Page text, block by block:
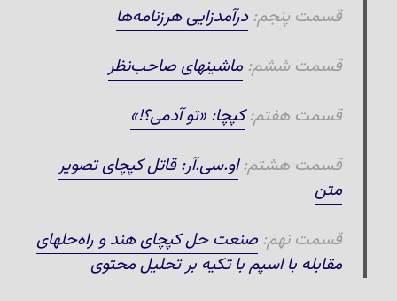
قسمت پنجم:درآمدزایی هرزنامه‌ها
قسمت ششم:ماشینهای صاحب‌نظر
قسمت هفتم:کپچا: «تو آدمی؟!»
قسمت هشتم:او.سی.آر: قاتل کپچای تصویر
متن
قسمت نهم:صنعت حل کپچای هند و راه‌حلهای
مقابله با اسپم با تکیه بر تحلیل محتوی